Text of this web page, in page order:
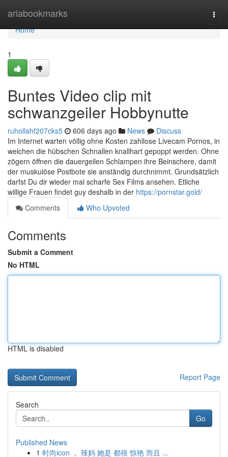
ariabookmarks
Home
Home
1
Buntes Video clip mit
schwanzgeiler Hobbynutte
ruhollahf207cks5 606 days ago News
Discuss
Im Internet warten völlig ohne Kosten zahllose Livecam Pornos, in
welchen die hübschen Schnallen knallhart gepoppt werden. Ohne
zögern öffnen die dauergeilen Schlampen ihre Beinschere, damit
der muskulöse Postbote sie anständig durchnimmt. Grundsätzlich
darfst Du dir wieder mal scharfe Sex Films ansehen. Etliche
willige Frauen findet guy deshalb in der https://pornstar.gold/
Comments
Who Upvoted
Comments
Submit a Comment
No HTML
HTML is disabled
Report Page
Search
Go
Published News
1 时尚icon ， 辣妈 她是 都很 惊艳 而且 ...